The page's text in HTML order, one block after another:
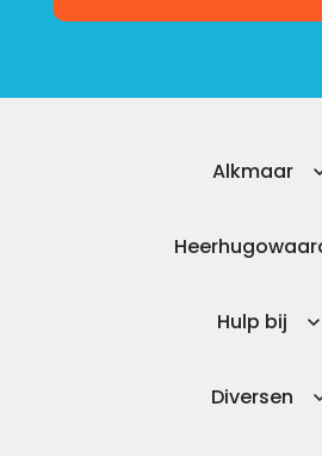
Alkmaar
Hulp bij
Diversen